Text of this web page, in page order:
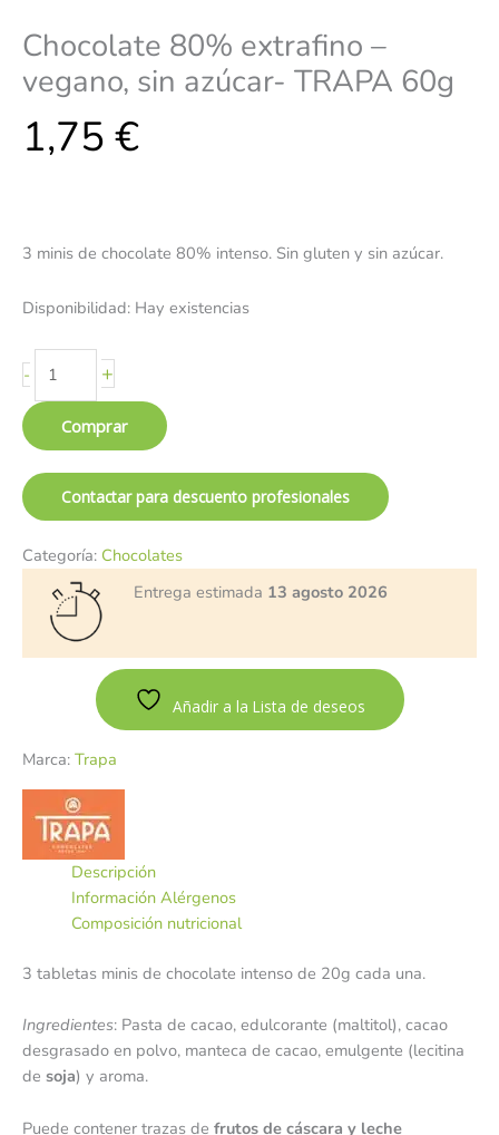
Chocolate 80% extrafino –
vegano, sin azúcar- TRAPA 60g
1,75 €
3 minis de chocolate 80% intenso. Sin gluten y sin azúcar.
Disponibilidad: Hay existencias
- +
Comprar
Contactar para descuento profesionales
Categoría: Chocolates
Entrega estimada 13 agosto 2026
Añadir a la Lista de deseos
Marca: Trapa
Descripción
Información Alérgenos
Composición nutricional
3 tabletas minis de chocolate intenso de 20g cada una.
Ingredientes: Pasta de cacao, edulcorante (maltitol), cacao
desgrasado en polvo, manteca de cacao, emulgente (lecitina
de soja) y aroma.
Puede contener trazas de frutos de cáscara y leche